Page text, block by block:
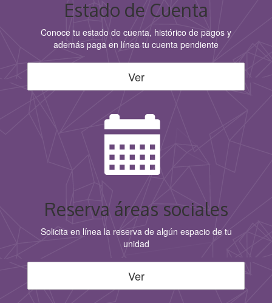
Estado de Cuenta
Conoce tu estado de cuenta, histórico de pagos y
además paga en línea tu cuenta pendiente
Ver
Reserva áreas sociales
Solicita en línea la reserva de algún espacio de tu
unidad
Ver